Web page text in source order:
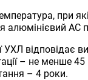
при
алюмінієвий АС
УХЛ відповідає
– не менше 45
– 4 роки.